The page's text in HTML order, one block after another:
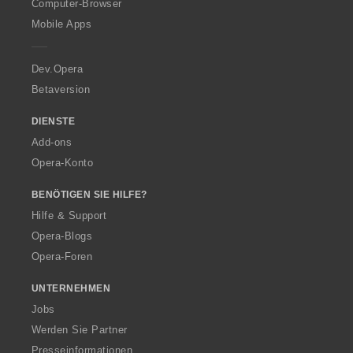
p
a
Computer-Browser
Mobile Apps
Dev.Opera
Betaversion
DIENSTE
Add-ons
Opera-Konto
BENÖTIGEN SIE HILFE?
Hilfe & Support
Opera-Blogs
Opera-Foren
UNTERNEHMEN
Jobs
Werden Sie Partner
Presseinformationen